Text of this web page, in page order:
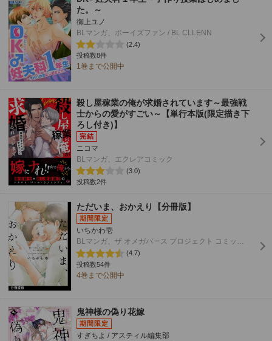
た。～
御上ユノ
BLマンガ、ボーイズファン / BL CLLENN
(2.4)
投稿数8件
1巻まで公開中
殺し屋稼業の俺が求婚されています～最強戦
士からの愛がすごい～【単行本版(限定描き下
ろし付き)】
ニコマ
BLマンガ、エクレアコミック
(3.0)
投稿数2件
ただいま、おかえり【分冊版】
いちかわ壱
BLマンガ、ザ オメガバース プロジェクト コミックス
(4.7)
投稿数54件
4巻まで公開中
鬼神様の偽り花嫁
すぎちよ / アスティル編集部